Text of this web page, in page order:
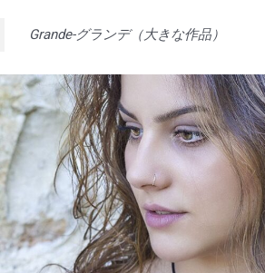
Grande-グランデ（大きな作品）